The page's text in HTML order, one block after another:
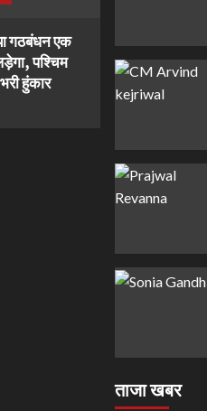
गठबंधन एक
पश्चिम
हुंकार
ताजा खबर